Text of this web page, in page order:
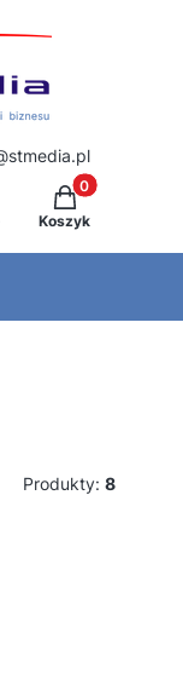
Produkty w
Koszyk
Produkty: 8